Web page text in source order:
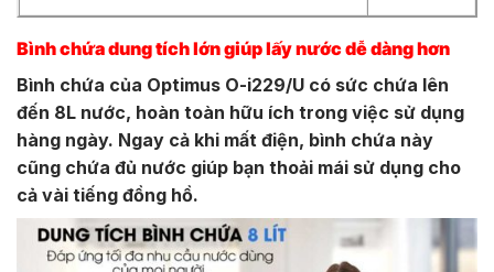
Bình chứa dung tích lớn giúp lấy nước dễ dàng hơn
Bình chứa của Optimus O-i229/U có sức chứa lên
đến 8L nước, hoàn toàn hữu ích trong việc sử dụng
hàng ngày. Ngay cả khi mất điện, bình chứa này
cũng chứa đủ nước giúp bạn thoải mái sử dụng cho
cả vài tiếng đồng hồ.